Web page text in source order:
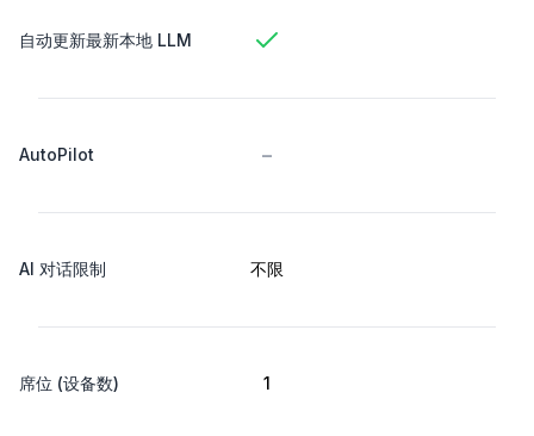
自动更新最新本地 LLM
AutoPilot -
AI 对话限制 不限
席位 (设备数) 1